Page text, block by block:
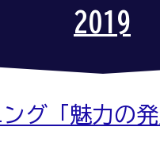
2019
ング「魅力の